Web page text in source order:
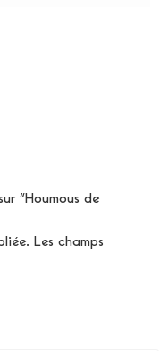
“Houmous de
Les champs